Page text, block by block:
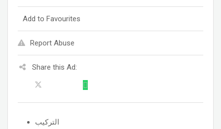
Add to Favourites
Report Abuse
Share this Ad:
التركيب